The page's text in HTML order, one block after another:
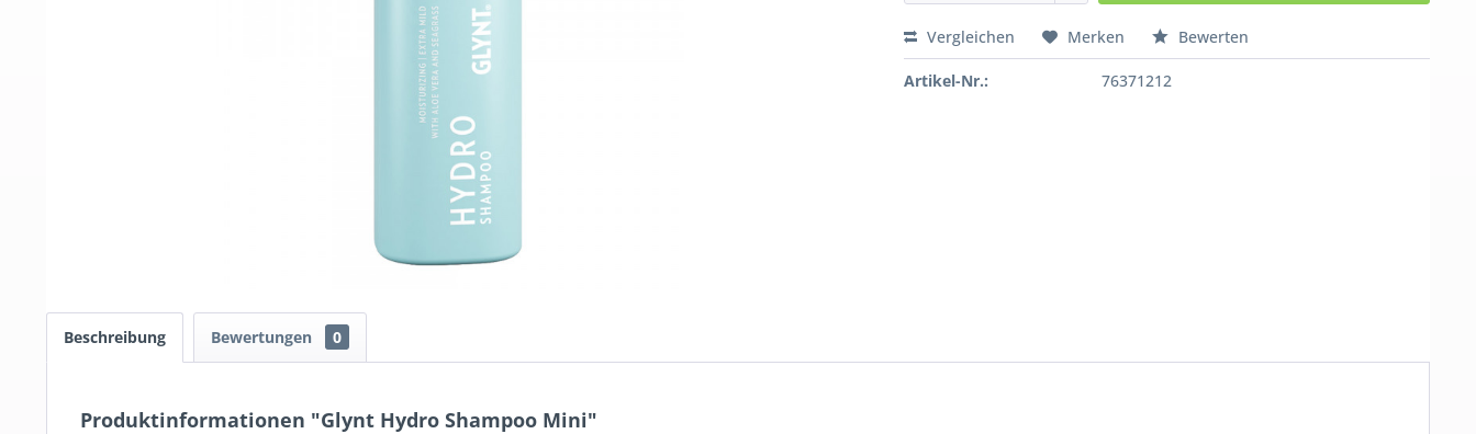
Vergleichen Merken Bewerten
Artikel-Nr.: 76371212
Beschreibung Bewertungen 0
Produktinformationen "Glynt Hydro Shampoo Mini"